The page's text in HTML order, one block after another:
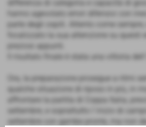
differenza di categoria e capacità di
hanno agevolato errori difensivi con
focalizzato la sua attenzione su questi
preziosi appunti.
Ora, la preparazione prosegue a ritmi
qualche situazione di riposo in più, in
settembre con gambe pronte, ma non